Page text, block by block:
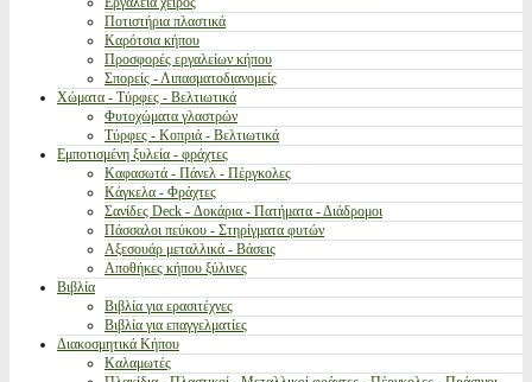
Ποτιστήρια πλαστικά
Καρότσια κήπου
Προσφορές εργαλείων κήπου
Σπορείς - Λιπασματοδιανομείς
Χώματα - Τύρφες - Βελτιωτικά
Φυτοχώματα γλαστρών
Τύρφες - Κοπριά - Βελτιωτικά
Εμποτισμένη ξυλεία - φράχτες
Καφασωτά - Πάνελ - Πέργκολες
Κάγκελα - Φράχτες
Σανίδες Deck - Δοκάρια - Πατήματα - Διάδρομοι
Πάσσαλοι πεύκου - Στηρίγματα φυτών
Αξεσουάρ μεταλλικά - Βάσεις
Αποθήκες κήπου ξύλινες
Βιβλία
Βιβλία για ερασιτέχνες
Βιβλία για επαγγελματίες
Διακοσμητικά Κήπου
Καλαμωτές